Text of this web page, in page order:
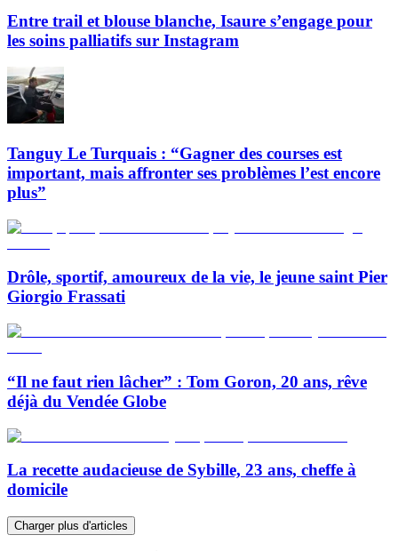
Entre trail et blouse blanche, Isaure s’engage pour
les soins palliatifs sur Instagram
Tanguy Le Turquais : “Gagner des courses est
important, mais affronter ses problèmes l’est encore
plus”
Drôle, sportif, amoureux de la vie, le jeune saint Pier
Giorgio Frassati
“Il ne faut rien lâcher” : Tom Goron, 20 ans, rêve
déjà du Vendée Globe
La recette audacieuse de Sybille, 23 ans, cheffe à
domicile
Charger plus d'articles